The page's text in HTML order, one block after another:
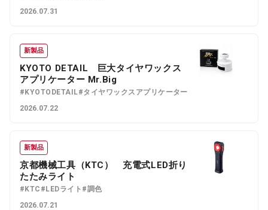
2026.07.31
新製品
KYOTO DETAIL 巨大タイヤワックス
アプリケーター Mr.Big
#KYOTODETAIL#タイヤワックスアプリケーター
2026.07.22
新製品
京都機械工具（KTC） 充電式LED折り
たたみライト
#KTC #LEDライト #調色
2026.07.21